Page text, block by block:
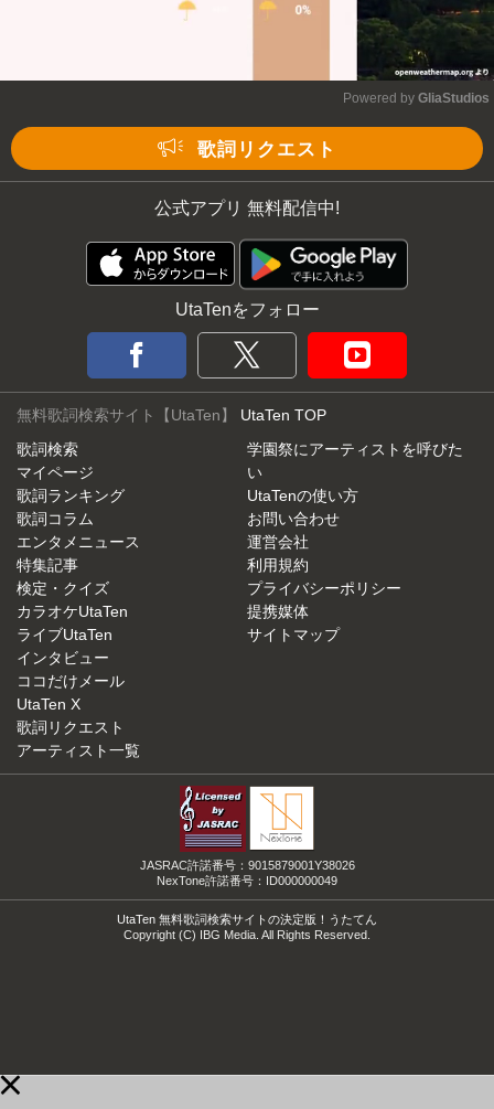
Powered by GliaStudios
歌詞リクエスト
公式アプリ 無料配信中!
UtaTenをフォロー
無料歌詞検索サイト【UtaTen】 UtaTen TOP
歌詞検索
マイページ
歌詞ランキング
歌詞コラム
エンタメニュース
特集記事
検定・クイズ
カラオケUtaTen
ライブUtaTen
インタビュー
ココだけメール
UtaTen X
歌詞リクエスト
アーティスト一覧
学園祭にアーティストを呼びた
い
UtaTenの使い方
お問い合わせ
運営会社
利用規約
プライバシーポリシー
提携媒体
サイトマップ
JASRAC許諾番号：9015879001Y38026
NexTone許諾番号：ID000000049
UtaTen 無料歌詞検索サイトの決定版！うたてん
Copyright (C) IBG Media. All Rights Reserved.